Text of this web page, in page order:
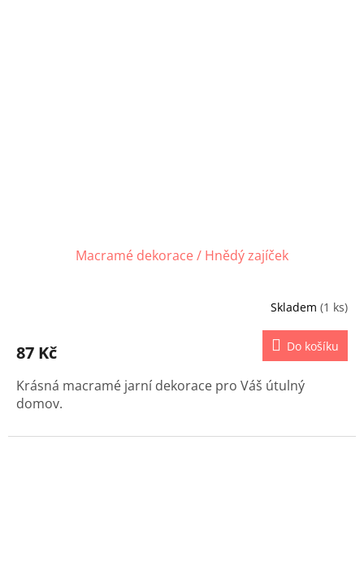
Macramé dekorace / Hnědý zajíček
Skladem (1 ks)
87 Kč Do košíku
Krásná macramé jarní dekorace pro Váš útulný
domov.